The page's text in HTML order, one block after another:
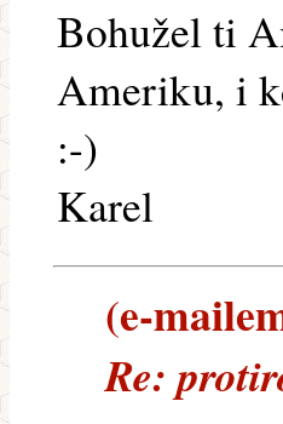
Bohužel ti
Ameriku, i
:-)
Karel
(e-
Re: